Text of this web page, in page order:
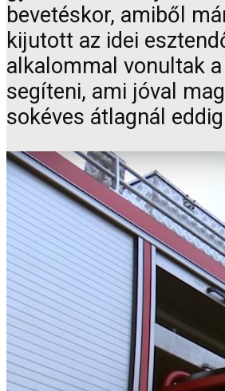
bevetéskor, amiből
kijutott az idei
alkalommal vonultak
segíteni, ami jóval
sokéves átlagnál